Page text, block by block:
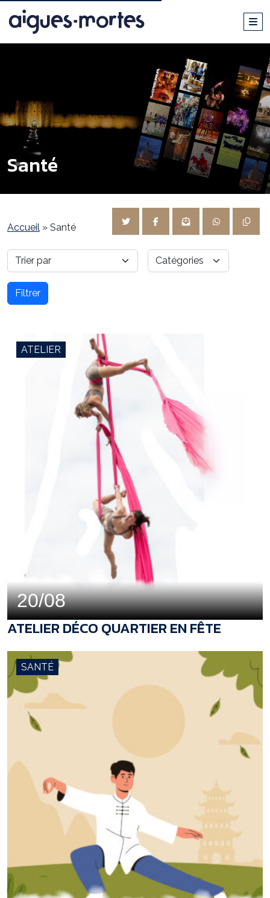
Santé
Accueil » Santé
Filtrer
ATELIER
20/08
ATELIER DÉCO QUARTIER EN FÊTE
SANTÉ